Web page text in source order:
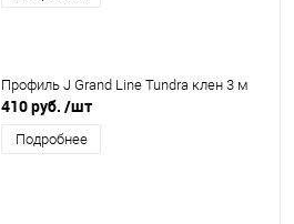
Профиль J Grand Line Tundra клен 3 м
410 руб. /шт
Подробнее